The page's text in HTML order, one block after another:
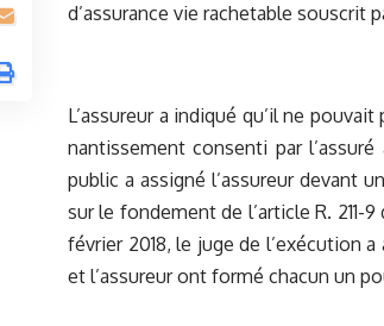
d’assurance vie rachetable souscrit
L’assureur a indiqué qu’il ne
nantissement consenti par
public a assigné l’assureur devant
sur le fondement de l’article R. 211-
février 2018, le juge de l’exécution
et l’assureur ont formé chacun un